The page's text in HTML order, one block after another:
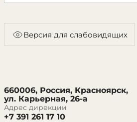
Версия для слабовидящих
660006, Россия, Красноярск,
ул. Карьерная, 26-а
Адрес дирекции
+7 391 261 17 10